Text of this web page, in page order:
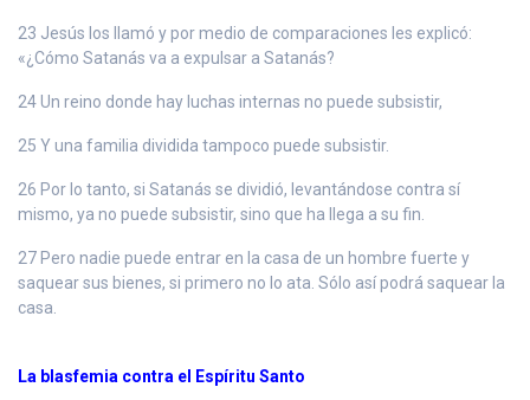
23 Jesús los llamó y por medio de comparaciones les explicó:
«¿Cómo Satanás va a expulsar a Satanás?
24 Un reino donde hay luchas internas no puede subsistir,
25 Y una familia dividida tampoco puede subsistir.
26 Por lo tanto, si Satanás se dividió, levantándose contra sí
mismo, ya no puede subsistir, sino que ha llega a su fin.
27 Pero nadie puede entrar en la casa de un hombre fuerte y
saquear sus bienes, si primero no lo ata. Sólo así podrá saquear la
casa.
La blasfemia contra el Espíritu Santo